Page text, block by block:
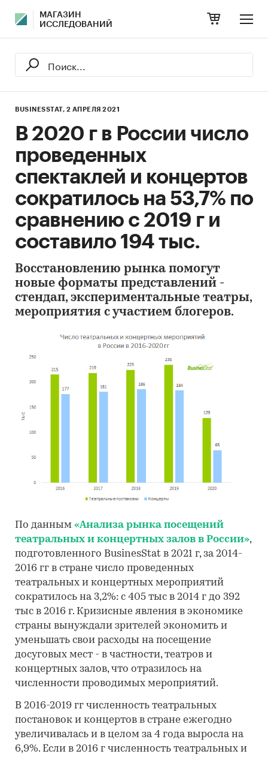
МАГАЗИН
ИССЛЕДОВАНИЙ
BUSINESSTAT, 2 АПРЕЛЯ 2021
В 2020 г в России число
проведенных
спектаклей и концертов
сократилось на 53,7% по
сравнению с 2019 г и
составило 194 тыс.
Восстановлению рынка помогут
новые форматы представлений -
стендап, экспериментальные театры,
мероприятия с участием блогеров.
По данным «Анализа рынка посещений
театральных и концертных залов в России»,
подготовленного BusinesStat в 2021 г, за 2014-
2016 гг в стране число проведенных
театральных и концертных мероприятий
сократилось на 3,2%: с 405 тыс в 2014 г до 392
тыс в 2016 г. Кризисные явления в экономике
страны вынуждали зрителей экономить и
уменьшать свои расходы на посещение
досуговых мест - в частности, театров и
концертных залов, что отразилось на
численности проводимых мероприятий.
В 2016-2019 гг численность театральных
постановок и концертов в стране ежегодно
увеличивалась и в целом за 4 года выросла на
6,9%. Если в 2016 г численность театральных и